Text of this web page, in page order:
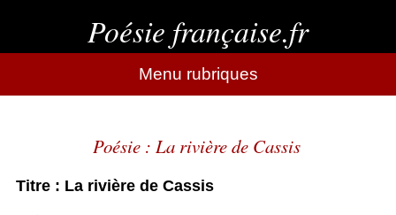
Poésie française.fr
Menu rubriques
Poésie : La rivière de Cassis
Titre : La rivière de Cassis